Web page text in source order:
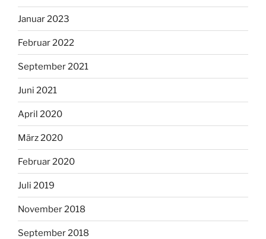
Januar 2023
Februar 2022
September 2021
Juni 2021
April 2020
März 2020
Februar 2020
Juli 2019
November 2018
September 2018